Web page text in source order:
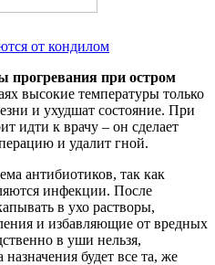
от кондилом
прогревания при остром
высокие температуры только
и ухудшат состояние. При
идти к врачу – он сделает
и удалит гной.
антибиотиков, так как
инфекции. После
в ухо растворы,
и избавляющие от вредных
в уши нельзя,
назначения будет все та, же